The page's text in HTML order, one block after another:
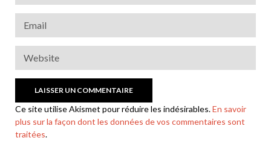
Ce site utilise Akismet pour réduire les indésirables.En savoir
plus sur la façon dont les données de vos commentaires sont
traitées.